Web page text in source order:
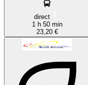
direct
1 h 50 min
23,20 €